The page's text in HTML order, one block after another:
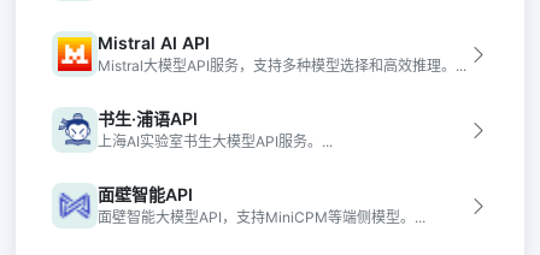
Mistral AI API
Mistral大模型API服务，支持多种模型选择和高效推理。...
书生·浦语API
上海AI实验室书生大模型API服务。...
面壁智能API
面壁智能大模型API，支持MiniCPM等端侧模型。...